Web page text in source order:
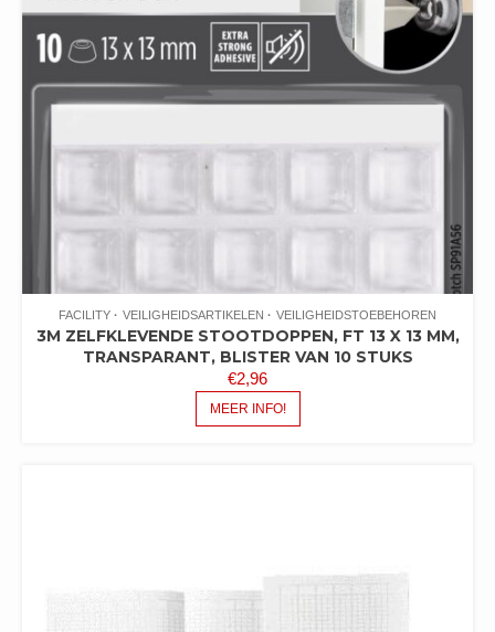
FACILITY VEILIGHEIDSARTIKELEN VEILIGHEIDSTOEBEHOREN
3M ZELFKLEVENDE STOOTDOPPEN, FT 13 X 13 MM,
TRANSPARANT, BLISTER VAN 10 STUKS
€2,96
MEER INFO!